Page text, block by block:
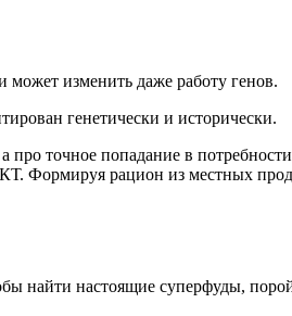
может изменить даже работу генов.
генетически и исторически.
про точное попадание в
Формируя рацион из местных
найти настоящие суперфуды,